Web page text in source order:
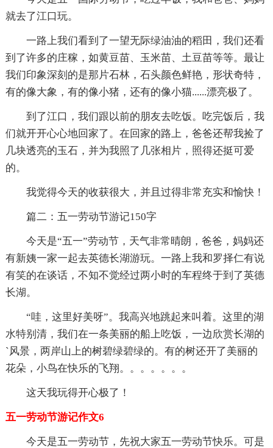
就去了江口玩。
一路上我们看到了一望无际绿油油的稻田，我们还看
到了许多的庄稼，如黄豆苗、玉米苗、土豆苗等等。最让
我们印象深刻的是那片石林，石头颜色鲜艳，形状奇特，
有的像大象，有的像小猪，还有的像小猫......漂亮极了。
到了江口，我们跟以前的朋友去吃饭。吃完饭后，我
们就开开心心地回家了。在回家的路上，爸爸还帮我捡了
几块透亮的玉石，并为我照了几张相片，照得还挺可爱
的。
我觉得今天的收获很大，并且过得非常充实和愉快！
篇二：五一劳动节游记150字
今天是“五一”劳动节，天气非常晴朗，爸爸，妈妈还
有新姨一家一起去英德长湖游玩。一路上我和罗择仁有说
有笑的在谈话，不知不觉经过两小时的车程终于到了英德
长湖。
“哇，这里好美呀”。我高兴地跳起来叫着。这里的湖
水特别清，我们在一条美丽的船上吃饭，一边欣赏长湖的
`风景，两岸山上的树碧绿碧绿的。有的树还开了美丽的
花朵，小鸟在快乐的飞翔。。。。。。。
这天我玩得开心极了！
五一劳动节游记作文6
今天是五一劳动节，先祝大家五一劳动节快乐。可是